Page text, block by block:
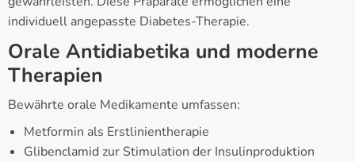
individuell angepasste Diabetes-Therapie.
Orale Antidiabetika und moderne
Therapien
Bewährte orale Medikamente umfassen:
Metformin als Erstlinientherapie
Glibenclamid zur Stimulation der Insulinproduktion